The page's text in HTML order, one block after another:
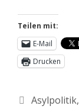
Teilen mit:
E-Mail
Drucken
Asylpolitik,